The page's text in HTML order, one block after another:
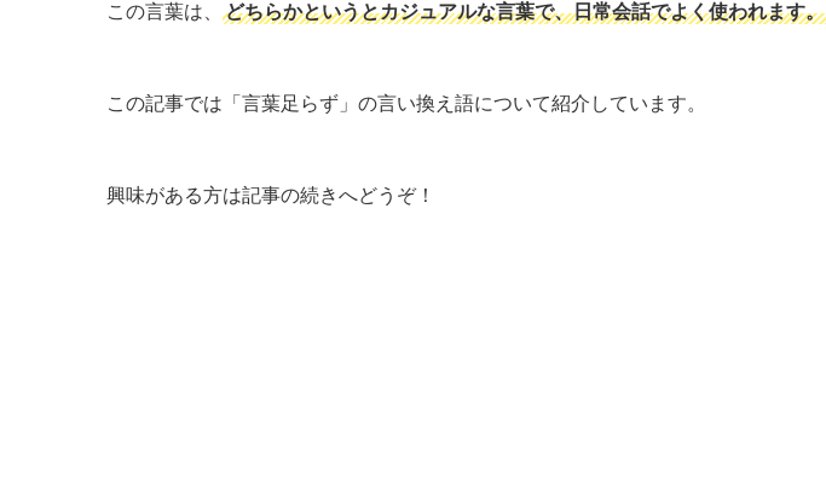
この言葉は、 どちらかというとカジュアルな言葉で、日常会話でよく使われます。
この記事では「言葉足らず」の言い換え語について紹介しています。
興味がある方は記事の続きへどうぞ！